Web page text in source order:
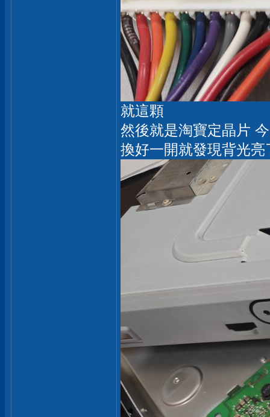
就這顆
然後就是淘寶定晶片
換好一開就發現背光亮